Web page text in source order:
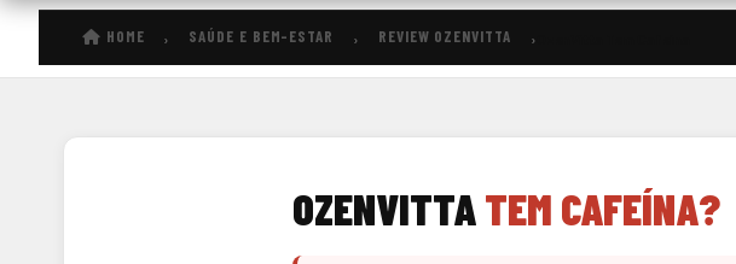
HOME › SAÚDE E BEM-ESTAR › REVIEW OZENVITTA ›
OZENVITTATEM CAFEÍNA?